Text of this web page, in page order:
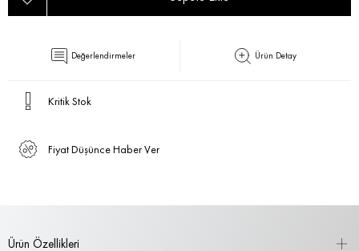
Değerlendirmeler Ürün Detay
Kritik Stok
Fiyat Düşünce Haber Ver
Ürün Özellikleri